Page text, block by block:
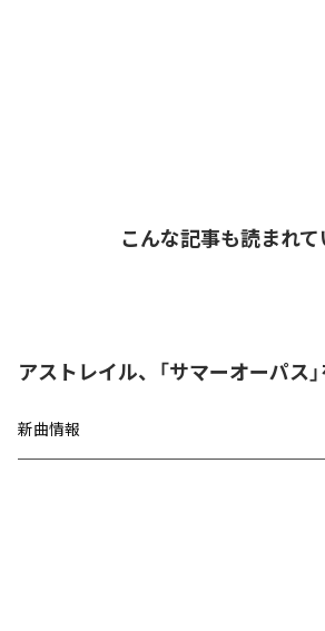
こんな記事も読まれて
アストレイル、「サマーオーパス
新曲情報